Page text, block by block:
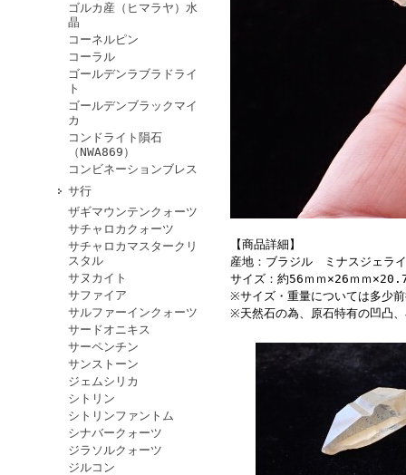
ゴルカ産（ヒマラヤ）水
晶
コーネルピン
コーラル
ゴールデンラブラドライ
ト
ゴールデンブラックマイ
カ
コンドライト隕石
（NWA869）
コンビネーションブレス
サ行
ザギマウンテンクォーツ
サチャロカクォーツ
サチャロカマスタークリ
スタル
サヌカイト
サファイア
サルファーインクォーツ
サードオニキス
サーペンチン
サンストーン
ジェムシリカ
シトリン
シトリンファントム
シナバークォーツ
ジラソルクォーツ
ジルコン
【商品詳細】
産地：ブラジル ミナスジェ
サイズ：約56ｍｍ×26ｍｍ
※サイズ・重量については多少
※天然石の為、原石特有の凹凸